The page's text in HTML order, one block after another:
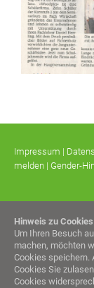
Hinweis zu
Um Ihren Besuch
machen, möchten
Cookies speichern.
Cookies Sie
Cookies
Impressum |
melden | Gender-